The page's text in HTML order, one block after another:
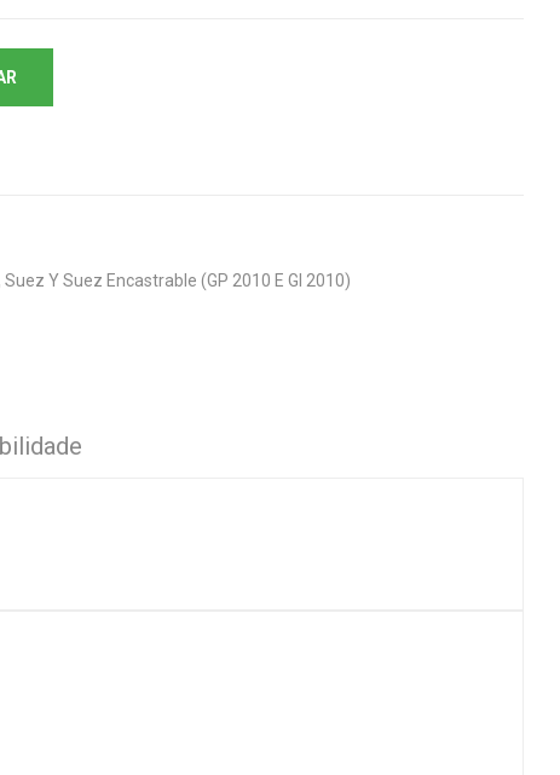
Suez Y Suez Encastrable (GP 2010 E GI 2010)